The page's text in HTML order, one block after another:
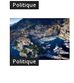
Politique
Politique